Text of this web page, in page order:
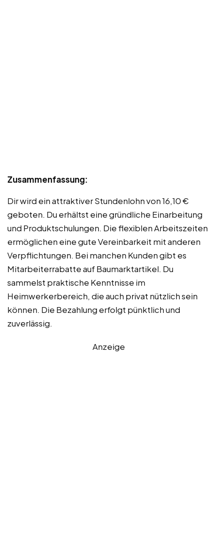
Zusammenfassung:
Dir wird ein attraktiver Stundenlohn von 16,10 €
geboten. Du erhältst eine gründliche Einarbeitung
und Produktschulungen. Die flexiblen Arbeitszeiten
ermöglichen eine gute Vereinbarkeit mit anderen
Verpflichtungen. Bei manchen Kunden gibt es
Mitarbeiterrabatte auf Baumarktartikel. Du
sammelst praktische Kenntnisse im
Heimwerkerbereich, die auch privat nützlich sein
können. Die Bezahlung erfolgt pünktlich und
zuverlässig.
Anzeige